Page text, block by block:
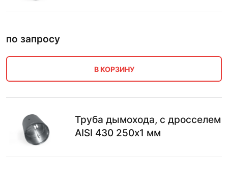
по запросу
В КОРЗИНУ
Труба дымохода, с дросселем
AISI 430 250х1 мм